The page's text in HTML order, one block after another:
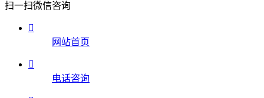
扫一扫微信咨询

网站首页

电话咨询